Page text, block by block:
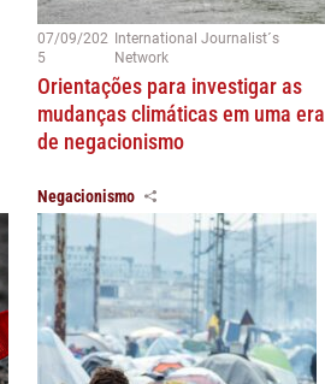
07/09/202
5
International Journalist´s
Network
Orientações para investigar as
mudanças climáticas em uma era
de negacionismo
Negacionismo